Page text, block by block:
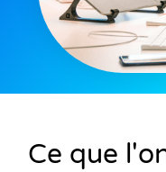
Ce que